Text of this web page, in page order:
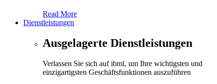
Read More
Dienstleistungen
Ausgelagerte Dienstleistungen
Verlassen Sie sich auf ibml, um Ihre wichtigsten und
einzigartigsten Geschäftsfunktionen auszuführen